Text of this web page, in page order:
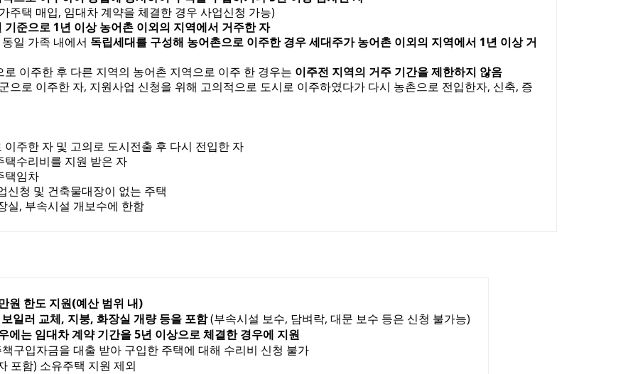
시
생활여건 개조사업 기본계획 수립 고시
창업활성화 지원사업 대상자 모집 공고
감리용역(2차)
리 및 견인예고 공고
세요!
진 만들어주기 사업 신청 안내 재공고
업(초기창업) 지원사업 모집 재공고
주택 매입, 임대차 계약을 체결한 경우 사업신청 가능)
기준으로 1년 이상 농어촌 이외의 지역에서 거주한 자
일 가족 내에서 독립세대를 구성해 농어촌으로 이주한 경우 세대주가 농어촌 이외의 지역에서 1년 이상 거
이주한 후 다른 지역의 농어촌 지역으로 이주 한 경우는 이주전 지역의 거주 기간을 제한하지 않음
으로 이주한 자, 지원사업 신청을 위해 고의적으로 도시로 이주하였다가 다시 농촌으로 전입한자, 신축, 증
이주한 자 및 고의로 도시전출 후 다시 전입한 자
택수리비를 지원 받은 자
택임차
신청 및 건축물대장이 없는 주택
실, 부속시설 개보수에 한함
원 한도 지원(예산 범위 내)
일러 교체, 지붕, 화장실 개량 등을 포함(부속시설 보수, 담벼락, 대문 보수 등은 신청 불가능)
에는 임대차 계약 기간을 5년 이상으로 체결한 경우에 지원
구입자금을 대출 받아 구입한 주택에 대해 수리비 신청 불가
포함) 소유주택 지원 제외